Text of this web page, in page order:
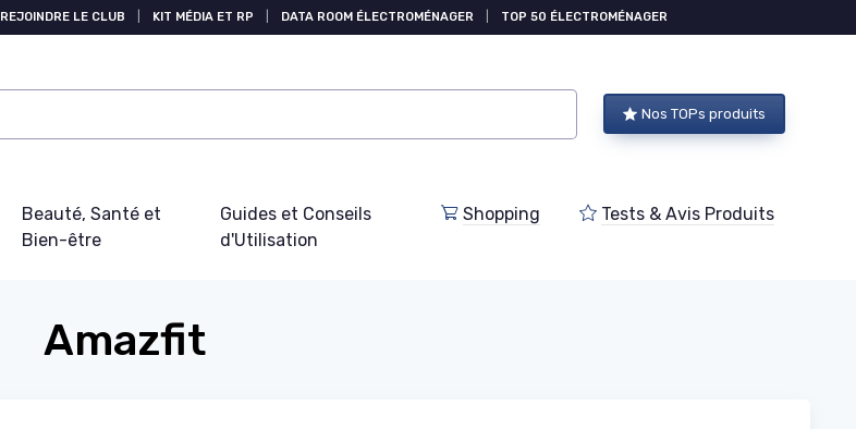
REJOINDRE LE CLUB KIT MÉDIA ET RP DATA ROOM ÉLECTROMÉNAGER TOP 50 ÉLECTROMÉNAGER
Nos TOPs produits
Beauté, Santé et
Bien-être
Guides et Conseils
d'Utilisation
Shopping Tests & Avis Produits
Amazfit